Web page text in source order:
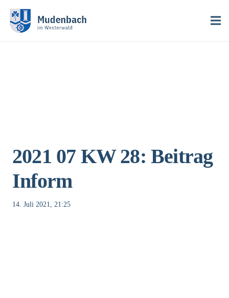
2021 07 KW 28: Beitrag
Inform
14. Juli 2021, 21:25